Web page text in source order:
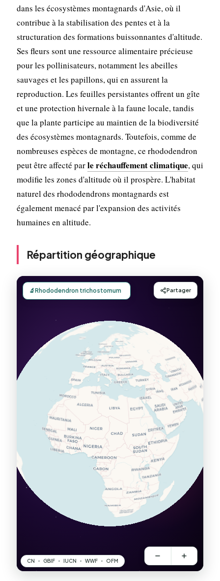
dans les écosystèmes montagnards d'Asie, où il
contribue à la stabilisation des pentes et à la
structuration des formations buissonnantes d'altitude.
Ses fleurs sont une ressource alimentaire précieuse
pour les pollinisateurs, notamment les abeilles
sauvages et les papillons, qui en assurent la
reproduction. Les feuilles persistantes offrent un gîte
et une protection hivernale à la faune locale, tandis
que la plante participe au maintien de la biodiversité
des écosystèmes montagnards. Toutefois, comme de
nombreuses espèces de montagne, ce rhododendron
peut être affecté parle réchauffement climatique, qui
modifie les zones d'altitude où il prospère. L'habitat
naturel des rhododendrons montagnards est
également menacé par l'expansion des activités
humaines en altitude.
Répartition géographique